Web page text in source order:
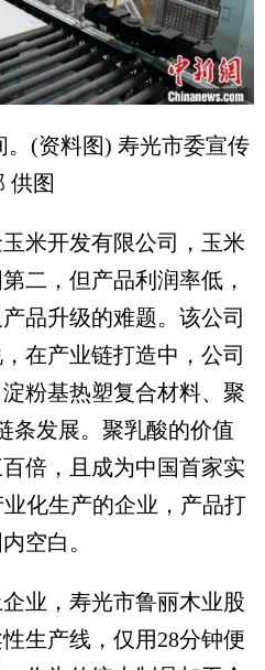
(资料图) 寿光市委宣传
供图
开发有限公司，玉米
二，但产品利润率低，
品升级的难题。该公司
在产业链打造中，公司
粉基热塑复合材料、聚
条发展。聚乳酸的价值
倍，且成为中国首家实
化生产的企业，产品打
空白。
，寿光市鲁丽木业股
生产线，仅用28分钟便